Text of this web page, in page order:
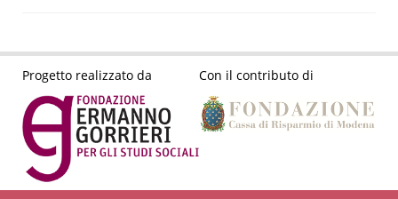
Progetto realizzato da Con il contributo di